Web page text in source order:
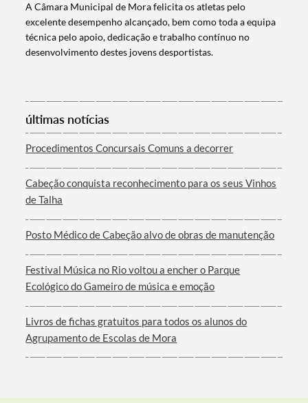
Termo de Pesquisa
Categorias gerais
A Câmara Municipal de Mora felicita os atletas pelo
excelente desempenho alcançado, bem como toda a equipa
técnica pelo apoio, dedicação e trabalho contínuo no
desenvolvimento destes jovens desportistas.
últimas notícias
Procedimentos Concursais Comuns a decorrer
Cabeção conquista reconhecimento para os seus Vinhos
de Talha
Posto Médico de Cabeção alvo de obras de manutenção
Festival Música no Rio voltou a encher o Parque
Ecológico do Gameiro de música e emoção
Livros de fichas gratuitos para todos os alunos do
Agrupamento de Escolas de Mora